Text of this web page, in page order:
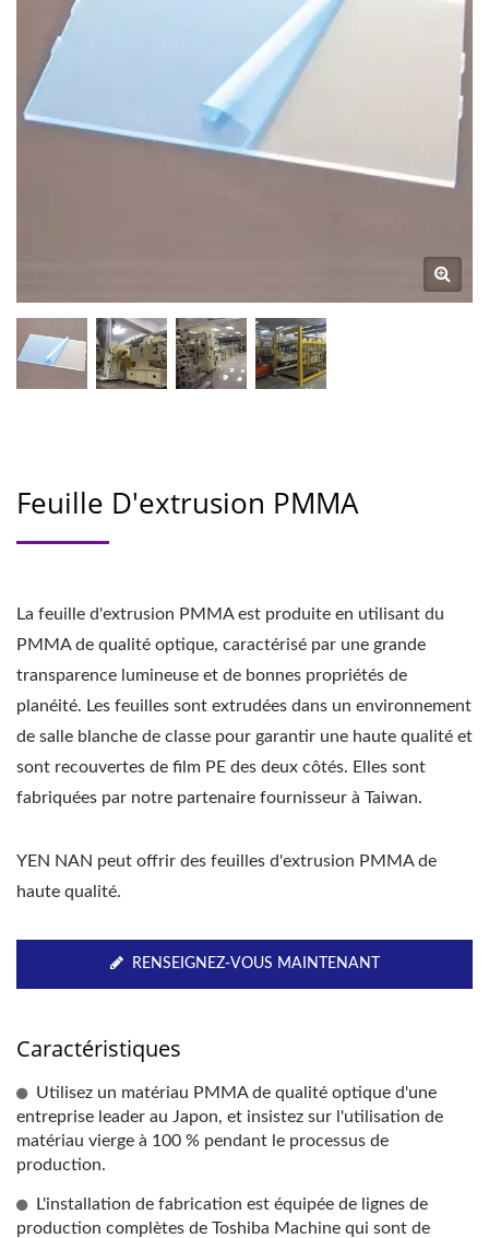
Feuille D'extrusion PMMA
La feuille d'extrusion PMMA est produite en utilisant du
PMMA de qualité optique, caractérisé par une grande
transparence lumineuse et de bonnes propriétés de
planéité. Les feuilles sont extrudées dans un environnement
de salle blanche de classe pour garantir une haute qualité et
sont recouvertes de film PE des deux côtés. Elles sont
fabriquées par notre partenaire fournisseur à Taiwan.
YEN NAN peut offrir des feuilles d'extrusion PMMA de
haute qualité.
RENSEIGNEZ-VOUS MAINTENANT
Caractéristiques
Utilisez un matériau PMMA de qualité optique d'une
entreprise leader au Japon, et insistez sur l'utilisation de
matériau vierge à 100 % pendant le processus de
production.
L'installation de fabrication est équipée de lignes de
production complètes de Toshiba Machine qui sont de